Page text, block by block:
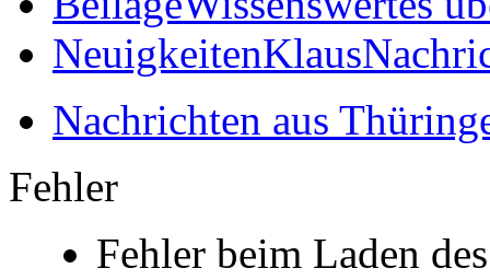
Neuigkeiten
Nachrichten aus
Fehler
Fehler beim Laden